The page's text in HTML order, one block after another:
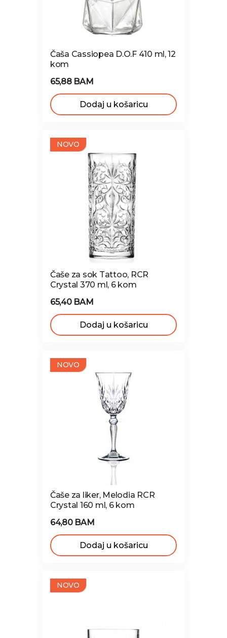
Čaša Cassiopea D.O.F 410 ml, 12
kom
65,88 BAM
Dodaj u košaricu
NOVO
Čaše za sok Tattoo, RCR
Crystal 370 ml, 6 kom
65,40 BAM
Dodaj u košaricu
NOVO
Čaše za liker, Melodia RCR
Crystal 160 ml, 6 kom
64,80 BAM
Dodaj u košaricu
NOVO